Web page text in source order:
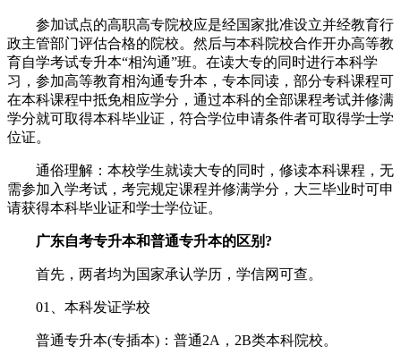
参加试点的高职高专院校应是经国家批准设立并经教育行
政主管部门评估合格的院校。然后与本科院校合作开办高等教
育自学考试专升本“相沟通”班。在读大专的同时进行本科学
习，参加高等教育相沟通专升本，专本同读，部分专科课程可
在本科课程中抵免相应学分，通过本科的全部课程考试并修满
学分就可取得本科毕业证，符合学位申请条件者可取得学士学
位证。
通俗理解：本校学生就读大专的同时，修读本科课程，无
需参加入学考试，考完规定课程并修满学分，大三毕业时可申
请获得本科毕业证和学士学位证。
广东自考专升本和普通专升本的区别?
首先，两者均为国家承认学历，学信网可查。
01、本科发证学校
普通专升本(专插本)：普通2A，2B类本科院校。